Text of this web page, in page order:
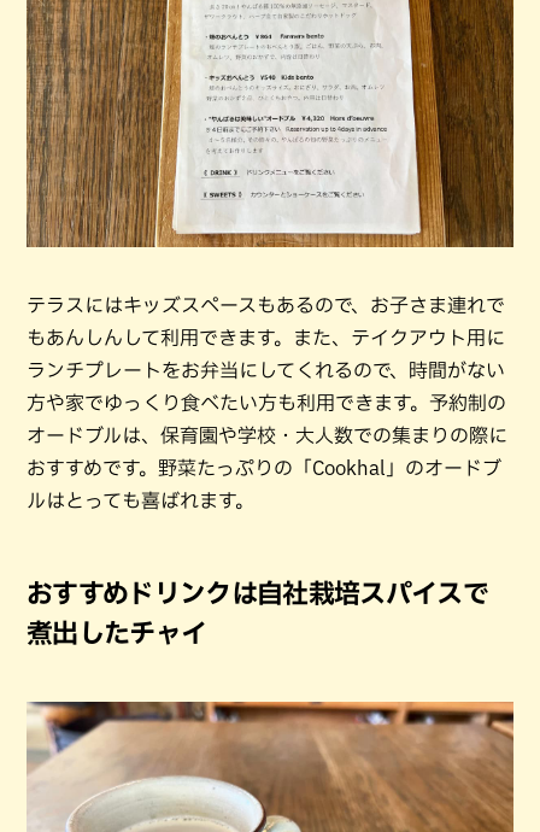
テラスにはキッズスペースもあるので、お子さま連れで
もあんしんして利用できます。また、テイクアウト用に
ランチプレートをお弁当にしてくれるので、時間がない
方や家でゆっくり食べたい方も利用できます。予約制の
オードブルは、保育園や学校・大人数での集まりの際に
おすすめです。野菜たっぷりの「Cookhal」のオードブ
ルはとっても喜ばれます。
おすすめドリンクは自社栽培スパイスで
煮出したチャイ